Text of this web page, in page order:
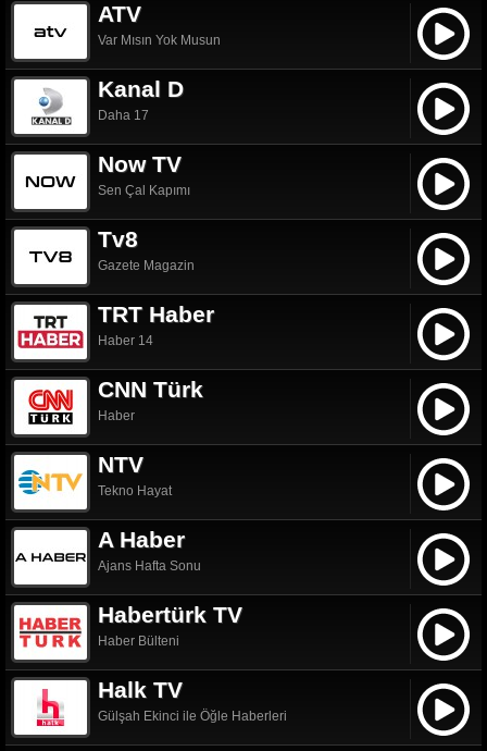
ATV
Var Mısın Yok Musun
Kanal D
Daha 17
Now TV
Sen Çal Kapımı
Tv8
Gazete Magazin
TRT Haber
Haber 14
CNN Türk
Haber
NTV
Tekno Hayat
A Haber
Ajans Hafta Sonu
Habertürk TV
Haber Bülteni
Halk TV
Gülşah Ekinci ile Öğle Haberleri